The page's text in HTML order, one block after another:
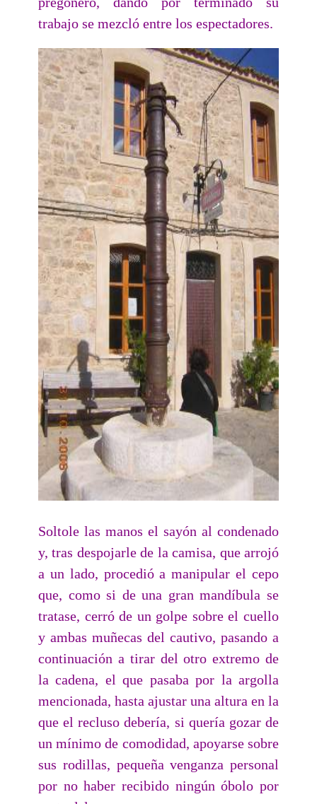
trabajo se mezcló entre los espectadores.
Soltole las manos el sayón al condenado
y, tras despojarle de la camisa, que arrojó
a un lado, procedió a manipular el cepo
que, como si de una gran mandíbula se
tratase, cerró de un golpe sobre el cuello
y ambas muñecas del cautivo, pasando a
continuación a tirar del otro extremo de
la cadena, el que pasaba por la argolla
mencionada, hasta ajustar una altura en la
que el recluso debería, si quería gozar de
un mínimo de comodidad, apoyarse sobre
sus rodillas, pequeña venganza personal
por no haber recibido ningún óbolo por